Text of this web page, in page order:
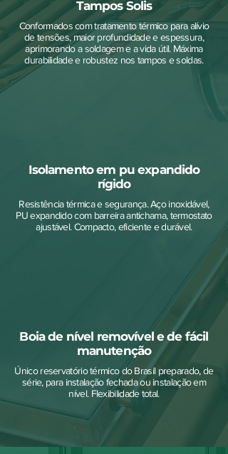
Tampos Solis
Conformados com tratamento térmico para alívio
de tensões, maior profundidade e espessura,
aprimorando a soldagem e a vida útil. Máxima
durabilidade e robustez nos tampos e soldas.
Isolamento em pu expandido
rígido
Resistência térmica e segurança. Aço inoxidável,
PU expandido com barreira antichama, termostato
ajustável. Compacto, eficiente e durável.
Boia de nível removível e de fácil
manutenção
Único reservatório térmico do Brasil preparado, de
série, para instalação fechada ou instalação em
nível. Flexibilidade total.